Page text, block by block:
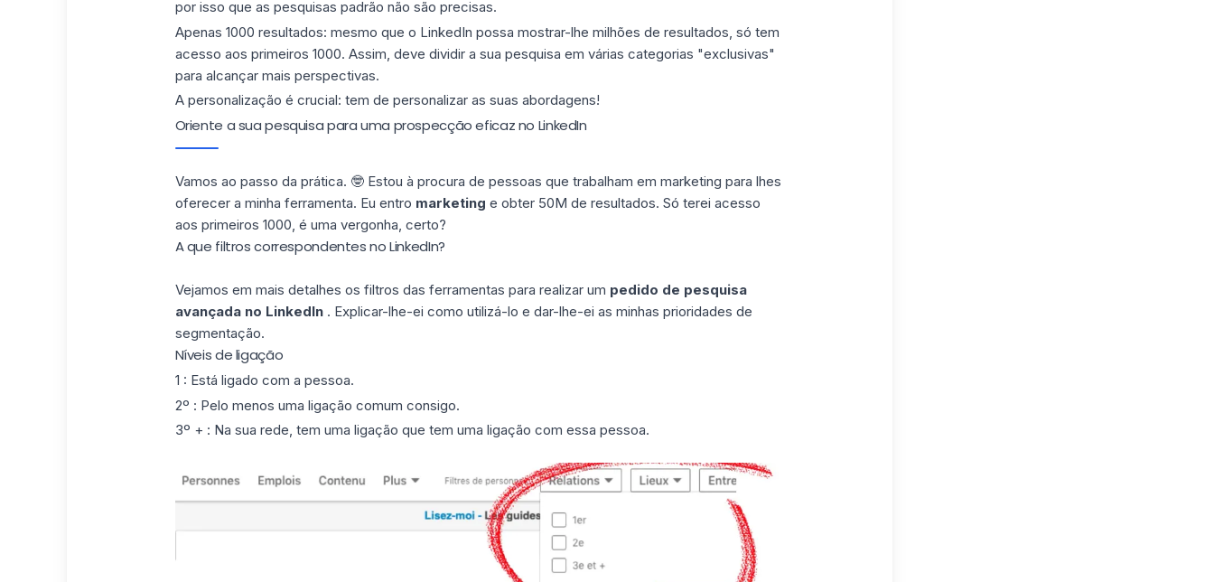
por isso que as pesquisas padrão não são precisas.
Apenas 1000 resultados: mesmo que o LinkedIn possa mostrar-lhe milhões de resultados, só tem
acesso aos primeiros 1000. Assim, deve dividir a sua pesquisa em várias categorias "exclusivas"
para alcançar mais perspectivas.
A personalização é crucial: tem de personalizar as suas abordagens!
Oriente a sua pesquisa para uma prospecção eficaz no LinkedIn
Vamos ao passo da prática. 🤓 Estou à procura de pessoas que trabalham em marketing para lhes
oferecer a minha ferramenta. Eu entro marketing e obter 50M de resultados. Só terei acesso
aos primeiros 1000, é uma vergonha, certo?
A que filtros correspondentes no LinkedIn?
Vejamos em mais detalhes os filtros das ferramentas para realizar um pedido de pesquisa
avançada no LinkedIn . Explicar-lhe-ei como utilizá-lo e dar-lhe-ei as minhas prioridades de
segmentação.
Níveis de ligação
1 : Está ligado com a pessoa.
2º : Pelo menos uma ligação comum consigo.
3º + : Na sua rede, tem uma ligação que tem uma ligação com essa pessoa.